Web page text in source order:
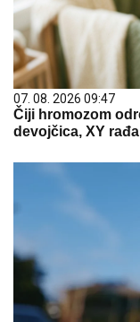
07. 08. 2026 09:47
Čiji hromozom
devojčica, XY